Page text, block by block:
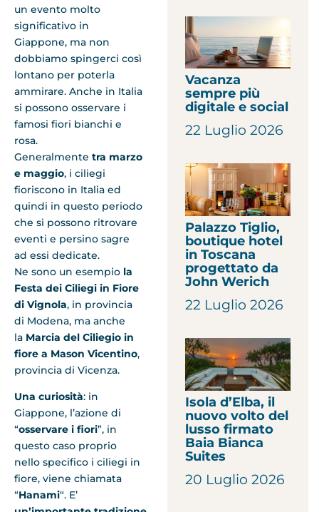
un evento molto
significativo in
Giappone, ma non
dobbiamo spingerci così
lontano per poterla
ammirare. Anche in Italia
si possono osservare i
famosi fiori bianchi e
rosa.
Generalmente tra marzo
e maggio, i ciliegi
fioriscono in Italia ed
quindi in questo periodo
che si possono ritrovare
eventi e persino sagre
ad essi dedicate.
Ne sono un esempio la
Festa dei Ciliegi in Fiore
di Vignola, in provincia
di Modena, ma anche
la Marcia del Ciliegio in
fiore a Mason Vicentino,
provincia di Vicenza.
Una curiosità: in
Giappone, l’azione di
“osservare i fiori”, in
questo caso proprio
nello specifico i ciliegi in
fiore, viene chiamata
“Hanami“. E’
Vacanza
sempre più
digitale e social
22 Luglio 2026
Palazzo Tiglio,
boutique hotel
in Toscana
progettato da
John Werich
22 Luglio 2026
Isola d’Elba, il
nuovo volto del
lusso firmato
Baia Bianca
Suites
20 Luglio 2026